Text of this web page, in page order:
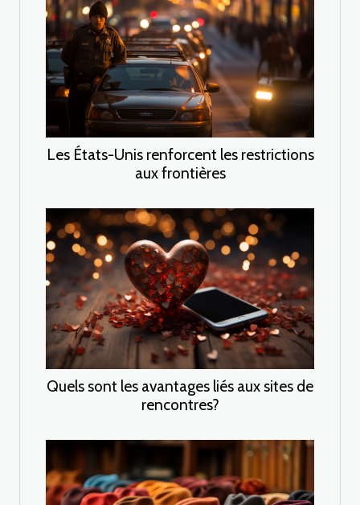
Les États-Unis renforcent les restrictions
aux frontières
Quels sont les avantages liés aux sites de
rencontres?